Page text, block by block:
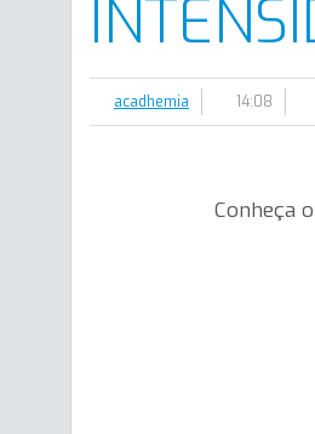
acadhemia 14:08
Conheça